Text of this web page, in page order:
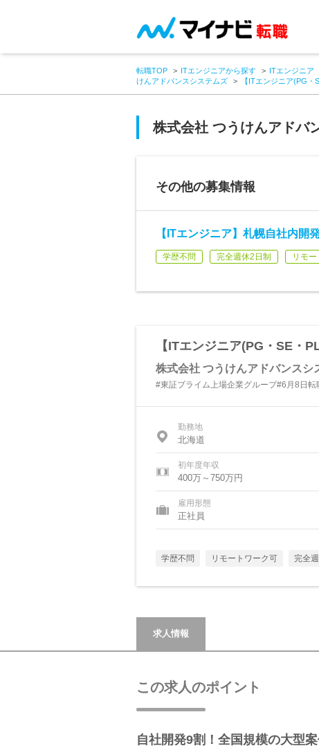
転職TOP ITエンジニアから探す ITエンジニア
けんアドバンスシステムズ
【ITエンジニア(PG
株式会社 つうけんアドバ
その他の募集情報
【ITエンジニア】札幌自社内開
学歴不問 完全週休2日制 リモ
【ITエンジニア(PG・SE
株式会社 つうけんアドバンスシ
#東証プライム上場企業グループ#6月8日転
勤務地
北海道
初年度年収
400万～750万円
雇用形態
正社員
学歴不問 リモートワーク可 完全
求人情報
この求人のポイント
自社開発9割！全国規模の大型